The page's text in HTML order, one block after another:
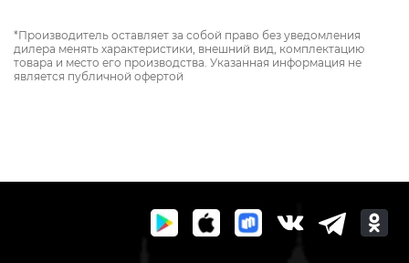
*Производитель оставляет за собой право без уведомления
дилера менять характеристики, внешний вид, комплектацию
товара и место его производства. Указанная информация не
является публичной офертой